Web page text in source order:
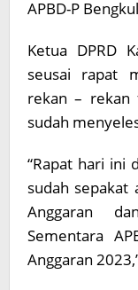
APBD-P
Ketua DPRD
seusai rapat
rekan – rekan
sudah
“Rapat hari ini
sudah sepakat
Anggaran
Sementara
Anggaran